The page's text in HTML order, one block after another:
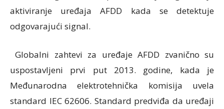
aktiviranje uređaja AFDD kada se detektuje
odgovarajući signal.
Globalni zahtevi za uređaje AFDD zvanično su
uspostavljeni prvi put 2013. godine, kada je
Međunarodna elektrotehnička komisija uvela
standard IEC 62606. Standard predviđa da uređaji